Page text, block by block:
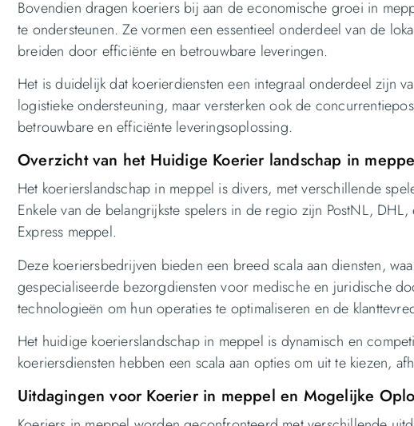
Bovendien dragen koeriers bij aan de economische groei in
te ondersteunen. Ze vormen een essentieel onderdeel van de
breiden door efficiënte en betrouwbare leveringen.
Het is duidelijk dat koerierdiensten een integraal onderdeel zijn
logistieke ondersteuning, maar versterken ook de
betrouwbare en efficiënte leveringsoplossing.
Overzicht van het Huidige Koerier landschap in
Het koerierslandschap in meppel is divers, met verschillende
Enkele van de belangrijkste spelers in de regio zijn PostNL,
Express meppel.
Deze koeriersbedrijven bieden een breed scala aan diensten,
gespecialiseerde bezorgdiensten voor medische en juridische
technologieën om hun operaties te optimaliseren en de
Het huidige koerierslandschap in meppel is dynamisch en
koeriersdiensten hebben een scala aan opties om uit te kiezen,
Uitdagingen voor Koerier in meppel en Mogelijke